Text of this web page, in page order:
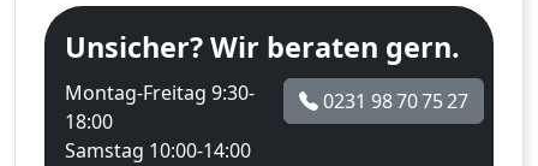
Unsicher? Wir beraten gern.
Montag-Freitag 9:30-
18:00
Samstag 10:00-14:00
0231 98 70 75 27